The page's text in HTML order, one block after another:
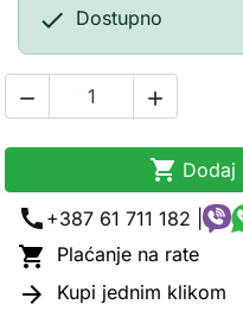
 Dostupno
 
 Dodaj
call +387 61 711 182 |
 Plaćanje na rate
 Kupi jednim klikom